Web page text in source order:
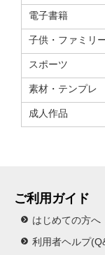
電子書籍
子供・ファミリ
スポーツ
素材・テンプレ
成人作品
ご利用ガイド
はじめての方へ
利用者ヘルプ